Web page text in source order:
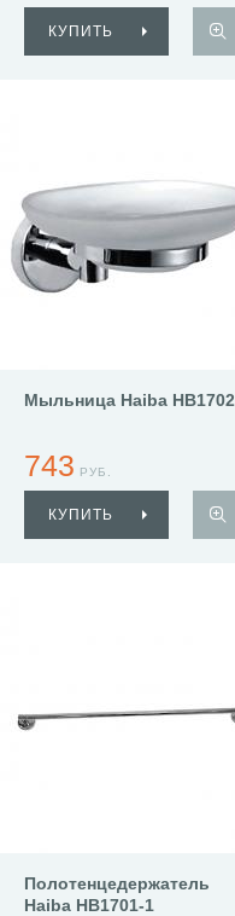
КУПИТЬ
Мыльница Haiba HB1702
743 РУБ.
КУПИТЬ
Полотенцедержатель
Haiba HB1701-1